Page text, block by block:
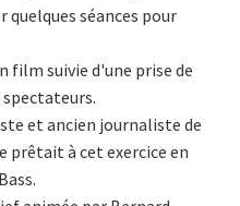
séances pour
film suivie d'une prise de
et ancien journaliste de
prêtait à cet exercice en